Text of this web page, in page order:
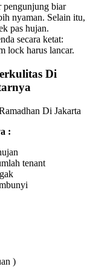
pengunjung biar
nyaman. Selain itu,
pas hujan.
secara ketat:
lock harus lancar.
Di
:
tenant
)